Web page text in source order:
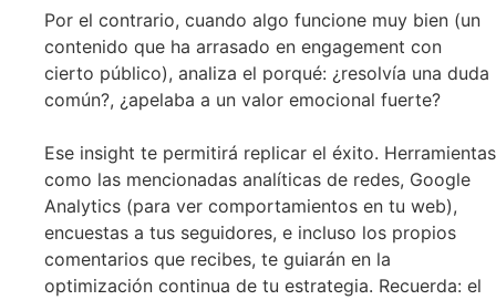
Por el contrario, cuando algo funcione muy bien (un
contenido que ha arrasado en engagement con
cierto público), analiza el porqué: ¿resolvía una duda
común?, ¿apelaba a un valor emocional fuerte?
Ese insight te permitirá replicar el éxito. Herramientas
como las mencionadas analíticas de redes, Google
Analytics (para ver comportamientos en tu web),
encuestas a tus seguidores, e incluso los propios
comentarios que recibes, te guiarán en la
optimización continua de tu estrategia. Recuerda: el